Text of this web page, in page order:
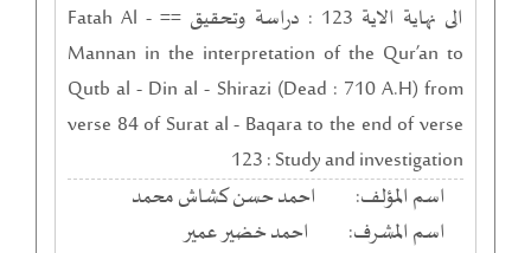
الى نهاية الاية 123 : دراسة وتحقيق == Fatah Al -
Mannan in the interpretation of the Qur’an to
Qutb al - Din al - Shirazi (Dead : 710 A.H) from
verse 84 of Surat al - Baqara to the end of verse
123 : Study and investigation
اسم المؤلف:
احمد حسن كشاش محمد
اسم المشرف:
احمد خضير عمير